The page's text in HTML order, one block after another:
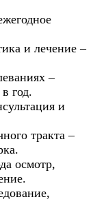
и лечение –
–
год.
и
тракта –
осмотр,